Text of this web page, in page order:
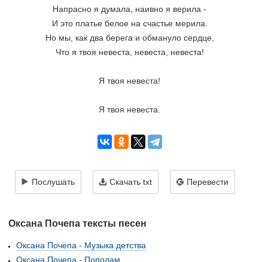
Напрасно я думала, наивно я верила -
И это платье белое на счастье мерила.
Но мы, как два берега и обмануло сердце,
Что я твоя невеста, невеста, невеста!
Я твоя невеста!
Я твоя невеста.
Послушать Скачать txt Перевести
Оксана Почепа тексты песен
Оксана Почепа - Музыка детства
Оксана Почепа - Пополам